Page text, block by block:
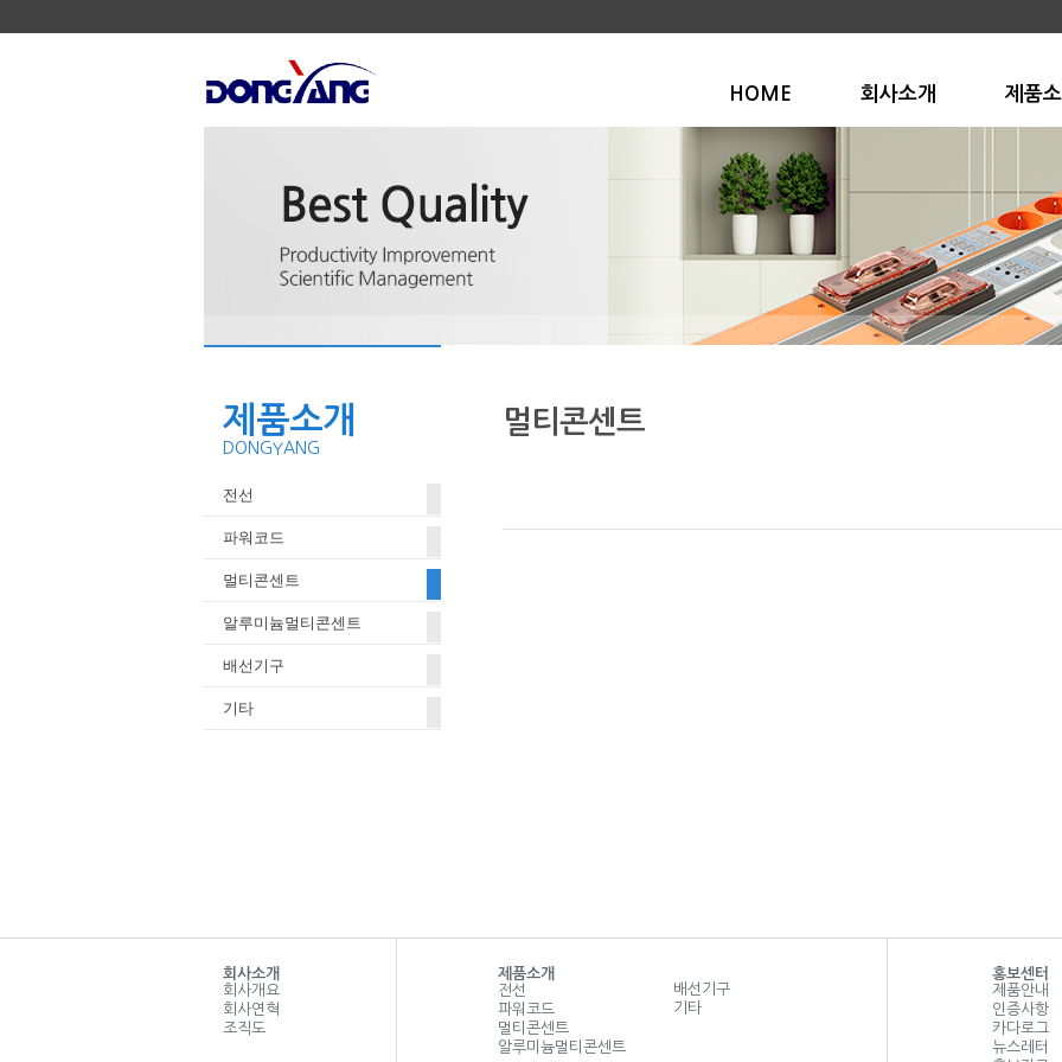
제품
회사소개
HOME
제품소개
DONGYANG
전선
파워코드
멀티콘센트
알루미늄멀티콘센트
배선기구
기타
멀티콘센트
회사소개
회사개요
회사연혁
조직도
제품소개
전선
파워코드
멀티콘센트
알루미늄멀티콘센트
배선기구
기타
홍보센터
제품안내
인증사항
카다로그
뉴스레터